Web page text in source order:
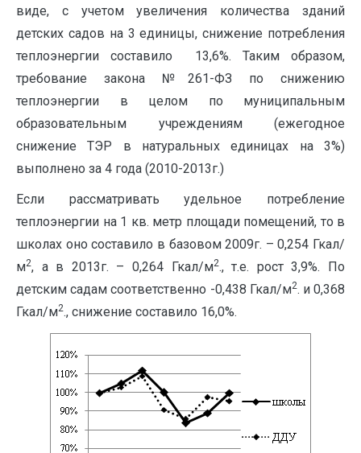
виде, с учетом увеличения количества зданий
детских садов на 3 единицы, снижение потребления
теплоэнергии составило 13,6%. Таким образом,
требование закона №261-ФЗ по снижению
теплоэнергии в целом по муниципальным
образовательным учреждениям (ежегодное
снижение ТЭР в натуральных единицах на 3%)
выполнено за 4 года (2010-2013г.)
Если рассматривать удельное потребление
теплоэнергии на 1 кв. метр площади помещений, то в
школах оно составило в базовом 2009г. – 0,254 Гкал/
м2, а в 2013г. – 0,264 Гкал/м2., т.е. рост 3,9%. По
детским садам соответственно -0,438 Гкал/м2. и 0,368
Гкал/м2., снижение составило 16,0%.